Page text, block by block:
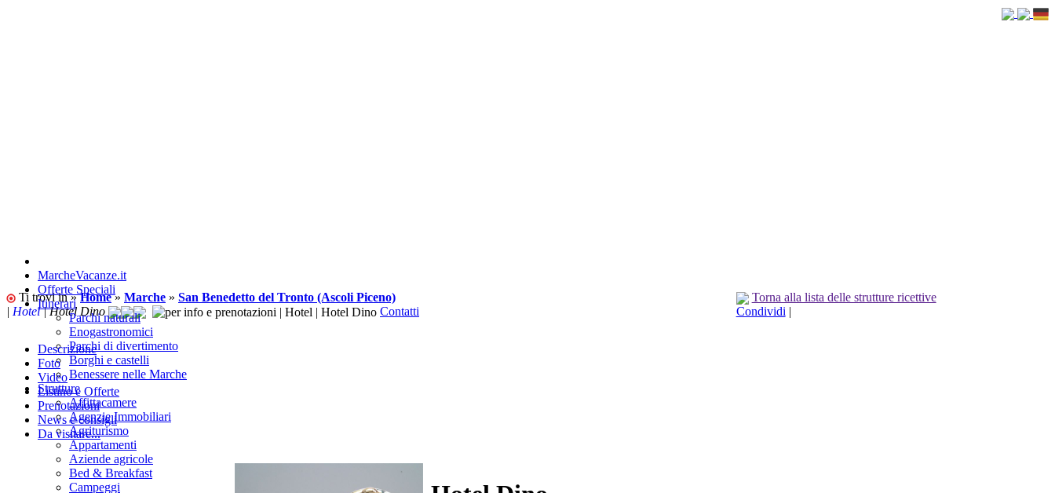
MarcheVacanze.it
Offerte Speciali
Itinerari
Parchi naturali
Enogastronomici
Parchi di divertimento
Borghi e castelli
Benessere nelle Marche
Strutture
Affittacamere
Agenzie Immobiliari
Agriturismo
Appartamenti
Aziende agricole
Bed & Breakfast
Campeggi
Ti trovi in »Home» Marche » San Benedetto del Tronto (Ascoli Piceno)
| Hotel| Hotel Dino Contatti
Torna alla lista delle strutture ricettive
Condividi |
Descrizione
Foto
Video
Listino e Offerte
Prenotazioni
News e consigli
Da visitare...